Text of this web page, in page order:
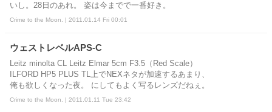
いし。28日のあれ。 姿は今までで一番好き。
Crime to the Moon. | 2011.01.14 Fri 00:01
ウェストレベルAPS-C
Leitz minolta CL Leitz Elmar 5cm F3.5（Red Scale）
ILFORD HP5 PLUS TL上でNEXネタが加速するあまり、
俺も欲しくなった夜。 にしてもよく写るレンズだねぇ。
Crime to the Moon. | 2011.01.11 Tue 23:42